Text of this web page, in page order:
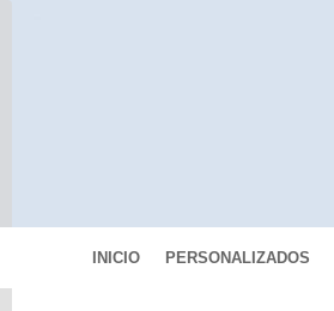
INICIO PERSONALIZADOS